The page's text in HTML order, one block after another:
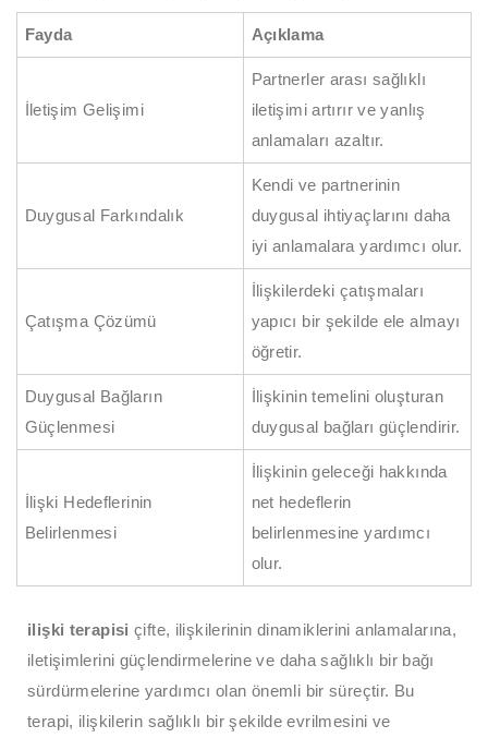
Fayda Açıklama
İletişim Gelişimi
Partnerler arası sağlıklı
iletişimi artırır ve yanlış
anlamaları azaltır.
Duygusal Farkındalık
Kendi ve partnerinin
duygusal ihtiyaçlarını daha
iyi anlamalara yardımcı olur.
Çatışma Çözümü
İlişkilerdeki çatışmaları
yapıcı bir şekilde ele almayı
öğretir.
Duygusal Bağların
Güçlenmesi
İlişkinin temelini oluşturan
duygusal bağları güçlendirir.
İlişki Hedeflerinin
Belirlenmesi
İlişkinin geleceği hakkında
net hedeflerin
belirlenmesine yardımcı
olur.
ilişki terapisi çifte, ilişkilerinin dinamiklerini anlamalarına,
iletişimlerini güçlendirmelerine ve daha sağlıklı bir bağı
sürdürmelerine yardımcı olan önemli bir süreçtir. Bu
terapi, ilişkilerin sağlıklı bir şekilde evrilmesini ve